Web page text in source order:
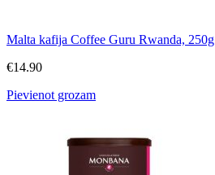
Malta kafija Coffee Guru Rwanda, 250g
€14.90
Pievienot grozam